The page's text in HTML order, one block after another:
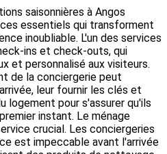
saisonnières à Angos
essentiels qui transforment
inoubliable. L'un des services
ins et check-outs, qui
et personnalisé aux visiteurs.
de la conciergerie peut
leur fournir les clés et
logement pour s'assurer qu'ils
instant. Le ménage
crucial. Les conciergeries
est impeccable avant l'arrivée